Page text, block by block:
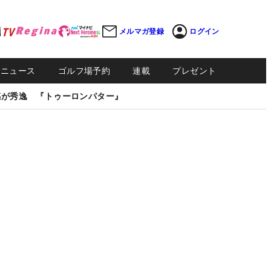
メルマガ登録 ログイン
ュース ゴルフ場予約 連載 プレゼント
秀逸 『トゥーロンパター』